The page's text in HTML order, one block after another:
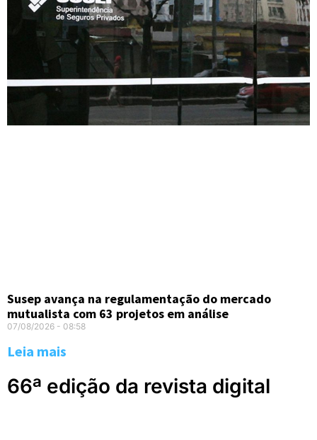
Susep avança na regulamentação do mercado
mutualista com 63 projetos em análise
07/08/2026 08:58
Leia mais
66ª edição da revista digital